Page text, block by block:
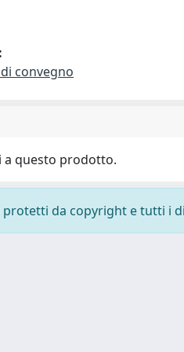
convegno
a questo prodotto.
protetti da copyright e tutti i